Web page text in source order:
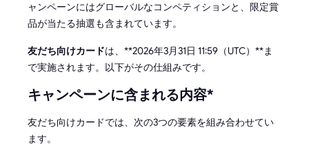
ャンペーンにはグローバルなコンペティションと、限定賞
品が当たる抽選も含まれています。
友だち向けカードは、**2026年3月31日 11:59（UTC）**ま
で実施されます。以下がその仕組みです。
キャンペーンに含まれる内容*
友だち向けカードでは、次の3つの要素を組み合わせてい
ます。